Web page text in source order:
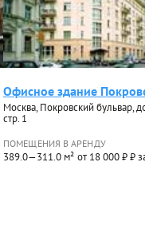
Офисное здание
Москва, Покровский бульвар, дом
стр. 1
ПОМЕЩЕНИЯ В АРЕНДУ
389.0—311.0 м² от 18 000 ₽ ₽ за